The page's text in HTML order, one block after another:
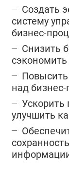
Создать
систему
бизнес-
Снизить
Повысить
над
улучшить